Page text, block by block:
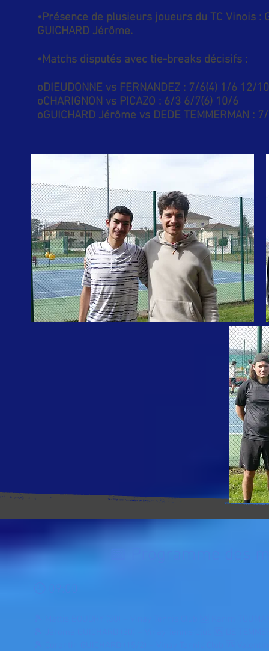
•Présence de plusieurs joueurs du TC Vinois :
GUICHARD Jérôme.
•Matchs disputés avec tie-breaks décisifs :
oDIEUDONNE vs FERNANDEZ : 7/6(4) 1/6 12/10
oCHARIGNON vs PICAZO : 6/3 6/7(6) 10/6
oGUICHARD Jérôme vs DEDE TEMMERMAN :